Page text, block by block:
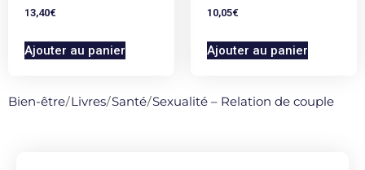
13,40€
Ajouter au panier
10,05€
Ajouter au panier
Bien-être/Livres/Santé/Sexualité – Relation de couple